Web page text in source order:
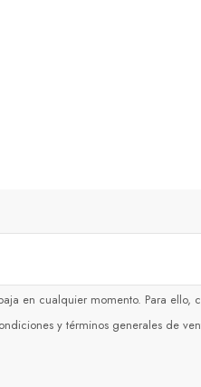
en cualquier momento. Para
y términos generales de